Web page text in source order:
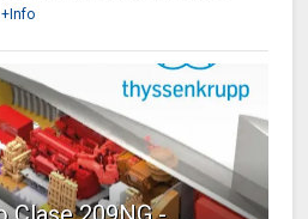
+Info